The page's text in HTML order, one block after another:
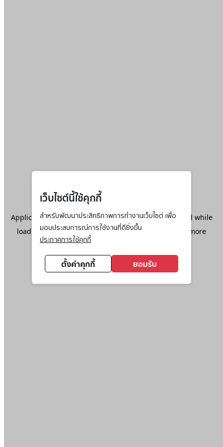
เว็บไซต์นี้ใช้คุกกี้
สำหรับพัฒนาประสิทธิภาพการทำงานเว็บไซต์ เพื่อ
มอบประสบการณ์การใช้งานที่ดียิ่งขึ้น
ประกาศการใช้คุกกี้
ตั้งค่าคุกกี้ ยอมรับ
Application error: aclient-side exception has occurred while
loadingwww.ktc.co.th(see the browser console
for more
information).